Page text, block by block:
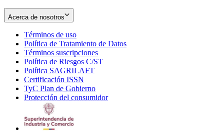
Acerca de nosotros
Términos de uso
in
new
window
Política de Tratamiento de Datos
Términos suscripciones
in
Política de Riesgos C/ST
Política SAGRILAFT
new
window
Certificación ISSN
in
new
TyC Plan de Gobierno
in
Protección del consumidorOpens